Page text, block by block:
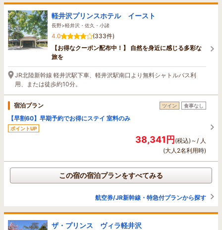
軽井沢プリンスホテル イースト
長野>軽井沢・佐久・小諸
4.0
(333件)
【お得なクーポン配布中！】 自然を身近に感じる多彩な
旅を
JR北陸新幹線 軽井沢駅下車、軽井沢駅南口より無料シャトルバス利
用、または徒歩約10分。
宿泊プラン ツイン 食事なし
【早割60】早期予約でお得にステイ 室料のみ
ポイントUP
38,341円(税込)～/ 人
(大人2名利用時)
この宿の宿泊プランをすべてみる
航空券/JR新幹線・特急付プランから探す
ザ・プリンス ヴィラ軽井沢